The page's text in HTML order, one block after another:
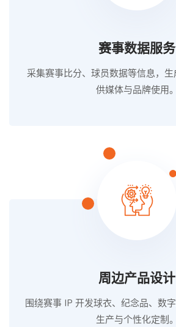
赛事数据服务
采集赛事比分、球员数据等信息，
供媒体与品牌使用。
周边产品设计
围绕赛事 IP 开发球衣、纪念品、数
生产与个性化定制。